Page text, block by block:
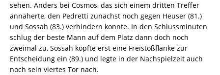
sehen. Anders bei Cosmos, das sich einem dritten Treffer
annäherte, den Pedretti zunächst noch gegen Heuser (81.)
und Sossah (83.) verhindern konnte. In den Schlussminuten
schlug der beste Mann auf dem Platz dann doch noch
zweimal zu, Sossah köpfte erst eine Freistoßflanke zur
Entscheidung ein (89.) und legte in der Nachspielzeit auch
noch sein viertes Tor nach.